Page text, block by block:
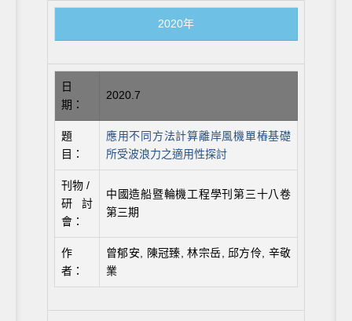
2020年
日
期：
2020.7
題
目：
應用不同方法計算離岸風機單樁基礎
所受波浪力之適用性探討
刊物 /
研討
會：
中國造船暨輪機工程學刊第三十八卷
第三期
作
者：
曾郁安, 陳冠臻, 林宗岳, 邱方伶, 辛敬
業